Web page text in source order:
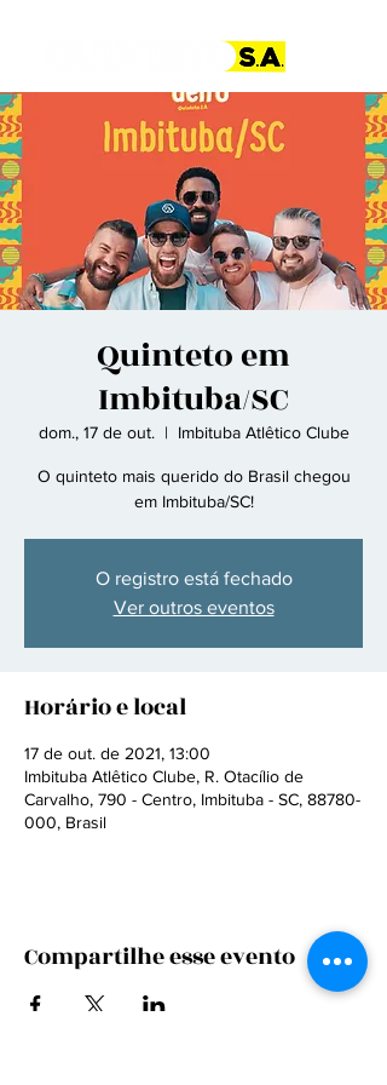
Quinteto em
Imbituba/SC
dom., 17 de out.
  |
Imbituba Atlêtico Clube
O quinteto mais querido do Brasil chegou
em Imbituba/SC!
O registro está fechado
Ver outros eventos
Horário e local
17 de out. de 2021, 13:00
Imbituba Atlêtico Clube, R. Otacílio de
Carvalho, 790 - Centro, Imbituba - SC, 88780-
000, Brasil
Compartilhe esse evento